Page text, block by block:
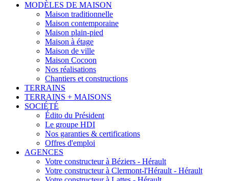
MODÈLES DE MAISON
Maison traditionnelle
Maison contemporaine
Maison plain-pied
Maison à étage
Maison de ville
Maison Cocoon
Nos réalisations
Chantiers et constructions
TERRAINS
TERRAINS + MAISONS
SOCIÉTÉ
Édito du Président
Le groupe HDI
Nos garanties & certifications
Offres d'emploi
AGENCES
Votre constructeur à Béziers - Hérault
Votre constructeur à Clermont-l'Hérault - Hérault